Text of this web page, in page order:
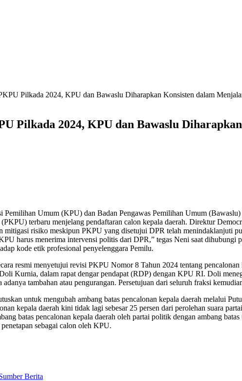
Pilkada 2024, KPU dan Bawaslu Diharapkan Konsisten dalam
Pilkada 2024, KPU dan Bawaslu
Umum (KPU) dan Badan Pengawas Pemilihan Umum
terbaru menjelang pendaftaran calon kepala daerah. Direktur
mitigasi risiko meskipun PKPU yang disetujui DPR telah menindaklanjuti
harus menerima intervensi politis dari DPR,” tegas Neni saat
kode etik profesional penyelenggara Pemilu.
resmi menyetujui revisi PKPU Nomor 8 Tahun 2024 tentang
Kurnia, dalam rapat dengar pendapat (RDP) dengan KPU RI. Doli
tambahan atau pengurangan. Persetujuan dari seluruh fraksi
untuk mengubah ambang batas pencalonan kepala daerah melalui
kepala daerah kini tidak lagi sebesar 25 persen dari perolehan suara
batas pencalonan kepala daerah oleh partai politik dengan ambang
sebagai calon oleh KPU.
Berita